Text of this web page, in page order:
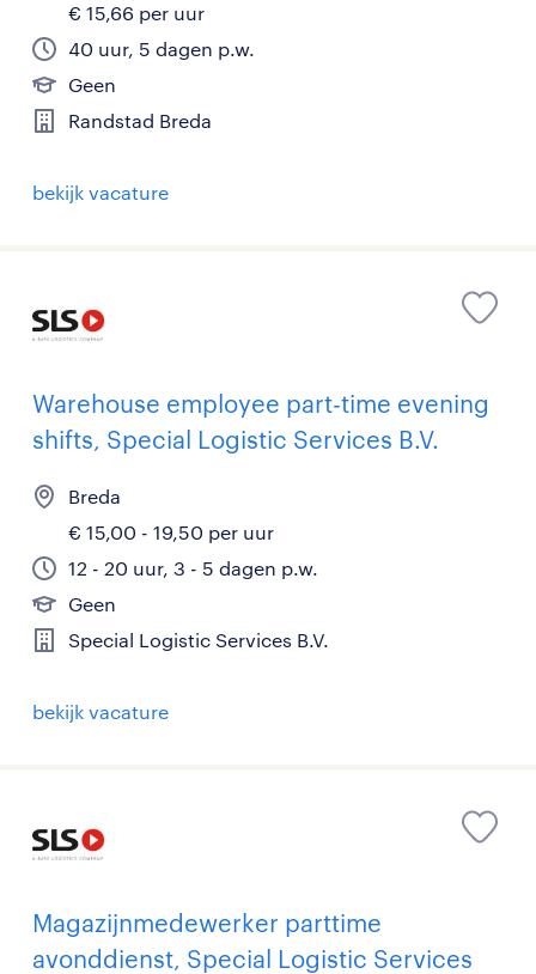
€ 15,66 per uur
40 uur, 5 dagen p.w.
Geen
Randstad Breda
bekijk vacature
Warehouse employee part-time evening
shifts, Special Logistic Services B.V.
Breda
€ 15,00 - 19,50 per uur
12 - 20 uur, 3 - 5 dagen p.w.
Geen
Special Logistic Services B.V.
bekijk vacature
Magazijnmedewerker parttime
avonddienst, Special Logistic Services